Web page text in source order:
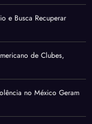
e Busca Recuperar
de Clubes,
no México Geram